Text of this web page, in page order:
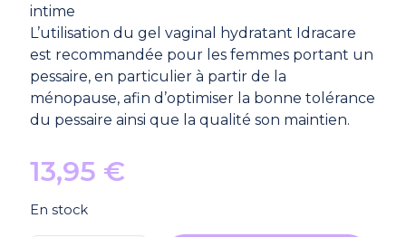
intime
L’utilisation du gel vaginal hydratant Idracare
est recommandée pour les femmes portant un
pessaire, en particulier à partir de la
ménopause, afin d’optimiser la bonne tolérance
du pessaire ainsi que la qualité son maintien.
13,95 €
En stock